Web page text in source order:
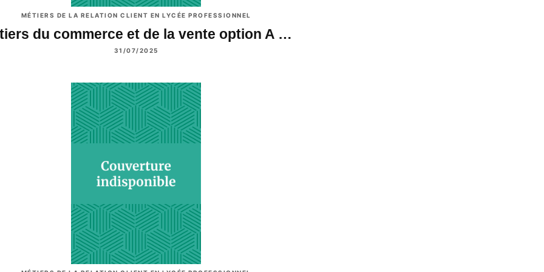
MÉTIERS DE LA RELATION CLIENT EN LYCÉE PROFESSIONNEL
du commerce et de la vente option A …
31/07/2025